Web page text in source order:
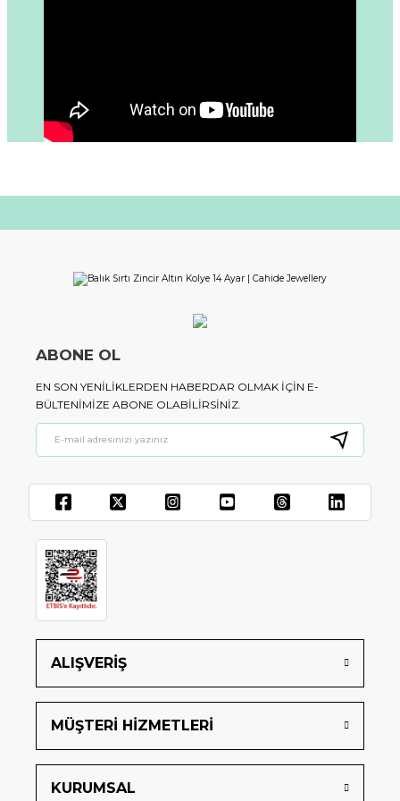
ALIŞVERİŞ
MÜŞTERİ HİZMETLERİ
KURUMSAL
ABONE OL
EN SON YENILIKLERDEN HABERDAR OLMAK IÇIN E-
BÜLTENIMIZE ABONE OLABILIRSINIZ.